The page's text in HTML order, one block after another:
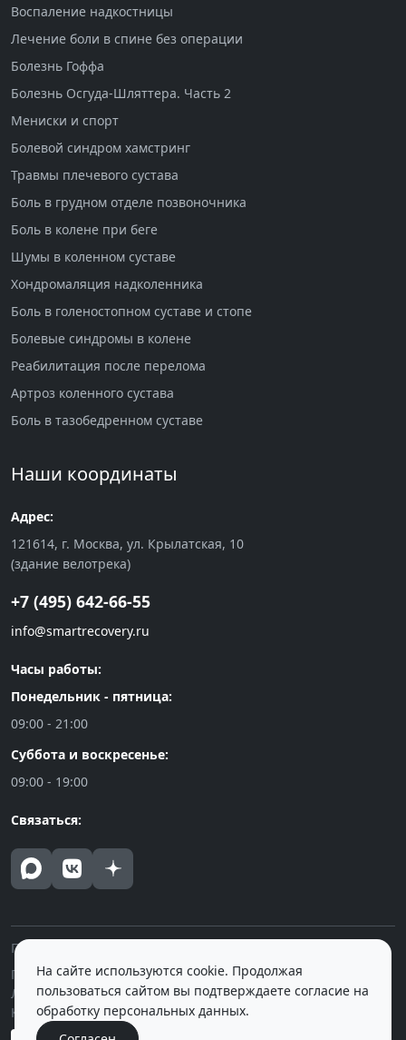
Воспаление надкостницы
Лечение боли в спине без операции
Болезнь Гоффа
Болезнь Осгуда-Шляттера. Часть 2
Мениски и спорт
Болевой синдром хамстринг
Травмы плечевого сустава
Боль в грудном отделе позвоночника
Боль в колене при беге
Шумы в коленном суставе
Хондромаляция надколенника
Боль в голеностопном суставе и стопе
Болевые синдромы в колене
Реабилитация после перелома
Артроз коленного сустава
Боль в тазобедренном суставе
Наши координаты
Адрес:
121614, г. Москва, ул. Крылатская, 10
(здание велотрека)
+7 (495) 642-66-55
info@smartrecovery.ru
Часы работы:
Понедельник - пятница:
09:00 - 21:00
Суббота и воскресенье:
09:00 - 19:00
Связаться:
Политика конфиденциальности
Публичная оферта
Лицензия на осуществление медицинской деятельности
Контролирующие и вышестоящие органы
На сайте используются cookie. Продолжая
пользоваться сайтом вы подтверждаете согласие на
обработку персональных данных.